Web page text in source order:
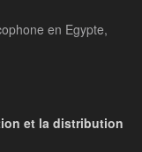
en Egypte,
et la distribution